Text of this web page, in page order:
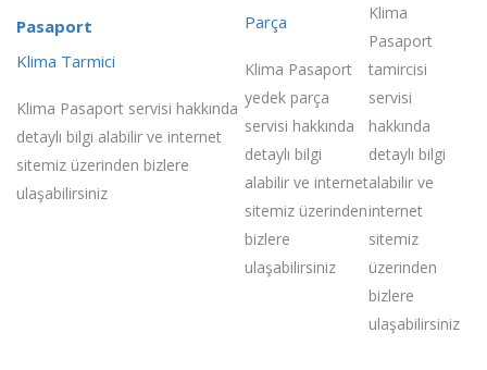
Pasaport
Klima Tarmici
Klima Pasaport servisi hakkında
detaylı bilgi alabilir ve internet
sitemiz üzerinden bizlere
ulaşabilirsiniz
Parça
Klima Pasaport
yedek parça
servisi hakkında
detaylı bilgi
alabilir ve internet
sitemiz üzerinden
bizlere
ulaşabilirsiniz
Klima
Pasaport
tamircisi
servisi
hakkında
detaylı bilgi
alabilir ve
internet
sitemiz
üzerinden
bizlere
ulaşabilirsiniz